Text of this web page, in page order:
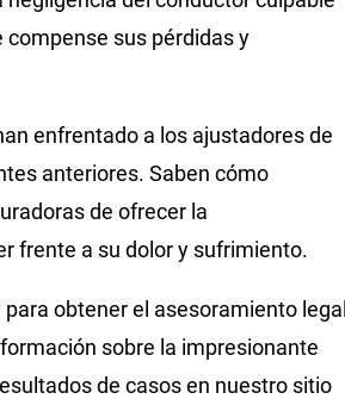
sus pérdidas y
enfrentado a los ajustadores de
anteriores. Saben cómo
de ofrecer la
frente a su dolor y sufrimiento.
obtener el asesoramiento legal
sobre la impresionante
de casos en nuestro sitio